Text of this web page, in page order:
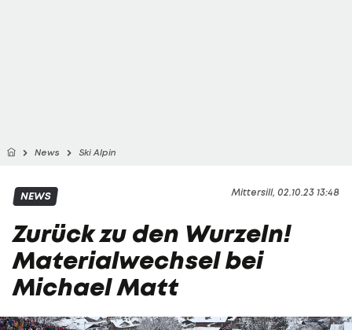
News Ski Alpin
Mittersill, 02.10.23 13:48
NEWS
Zurück zu den Wurzeln!
Materialwechsel bei
Michael Matt